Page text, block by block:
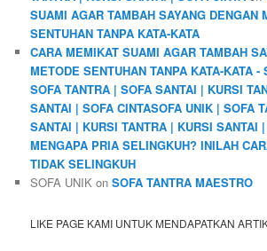
SUAMI AGAR TAMBAH SAYANG DENGAN
SENTUHAN TANPA KATA-KATA
CARA MEMIKAT SUAMI AGAR TAMBAH
METODE SENTUHAN TANPA KATA-KATA -
SOFA TANTRA | SOFA SANTAI | KURSI
SANTAI | SOFA CINTASOFA UNIK | SOFA
SANTAI | KURSI TANTRA | KURSI SANTAI
MENGAPA PRIA SELINGKUH? INILAH
TIDAK SELINGKUH
SOFA UNIK onSOFA TANTRA MAESTRO
LIKE PAGE KAMI UNTUK MENDAPATKAN